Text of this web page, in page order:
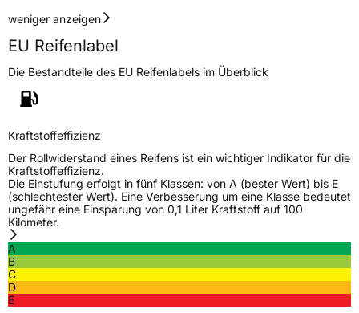
weniger anzeigen
EU Reifenlabel
Die Bestandteile des EU Reifenlabels im Überblick
Kraftstoffeffizienz
Der Rollwiderstand eines Reifens ist ein wichtiger Indikator für die
Kraftstoffeffizienz.
Die Einstufung erfolgt in fünf Klassen: von A (bester Wert) bis E
(schlechtester Wert). Eine Verbesserung um eine Klasse bedeutet
ungefähr eine Einsparung von 0,1 Liter Kraftstoff auf 100
Kilometer.
A
B
C
D
E